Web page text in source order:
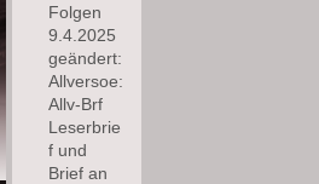
Folgen
9.4.2025
geändert:
Allversoe:
Allv-Brf
Leserbrie
f und
Brief an